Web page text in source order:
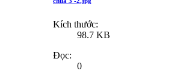
Kích thước:
98.7 KB
Đọc:
0